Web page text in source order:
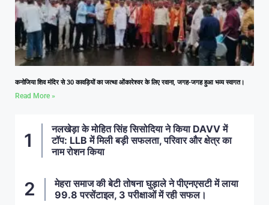
कनोजिया शिव मंदिर से 30 कावड़ियों का जत्था ओंकारेश्वर के लिए रवाना, जगह-जगह हुआ भव्य स्वागत।
Read More »
नलखेड़ा के मोहित सिंह सिसोदिया ने किया DAVV में
टॉप: LLB में मिली बड़ी सफलता, परिवार और क्षेत्र का
नाम रोशन किया
मेहरा समाज की बेटी तोषना घुड़ाले ने पीएनएसटी में लाया
99.8 परसेंटाइल, 3 परीक्षाओं में रही सफल।